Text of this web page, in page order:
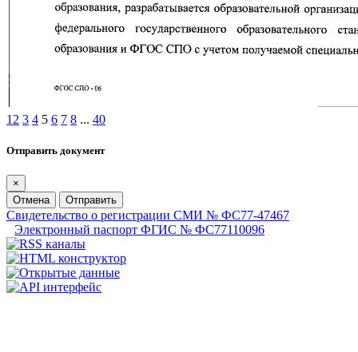
1 2 3 4 5 6 7 8 ... 40
Отправить документ
×
Отмена
Отправить
Свидетельство о регистрации СМИ № ФС77-47467
Электронный паспорт ФГИС № ФС77110096